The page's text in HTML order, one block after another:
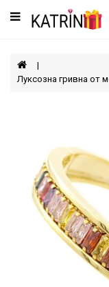
Категории
МЪЖЕ
АКСЕСОАРИ
Луксозна гривна от